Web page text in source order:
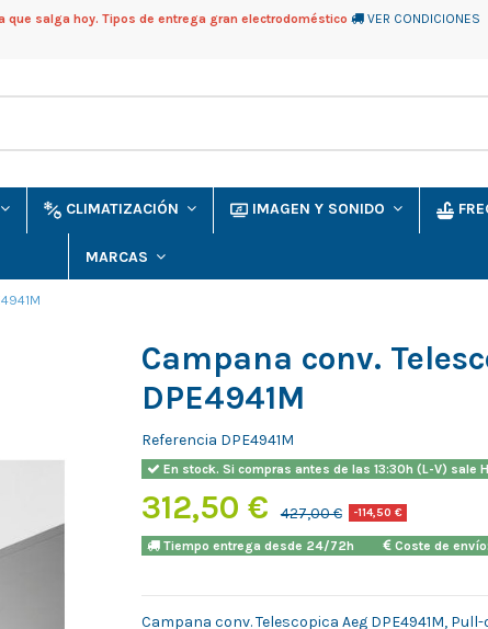
que salga hoy. Tipos de entrega gran electrodoméstico VER CONDICIONES
CLIMATIZACIÓN IMAGEN Y SONIDO
MARCAS
Campana conv.
DPE4941M
Referencia DPE4941M
En stock. Si compras antes de las 13:30h (L-V) sale
312,50 € 427,00 € -114,50 €
Tiempo entrega desde 24/72h Coste de
Campana conv. Telescopica Aeg DPE4941M,